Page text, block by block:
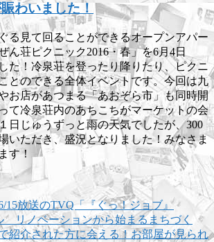
わいました！
る見て回ることができるオープンアパー
ん荘ピクニック2016・春」を6月4日
た！冷泉荘を登ったり降りたり、ピクニ
とのできる全体イベントです。今回は九
お店があつまる「あおぞら市」も同時開
て冷泉荘内のあちこちがマーケットの会
日じゅうずっと雨の天気でしたが、300
いただき、盛況となりました！みなさま
す！